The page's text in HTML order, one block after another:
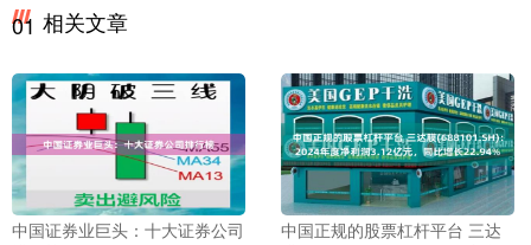
01 相关文章
中国证券业巨头：十大证券公司
中国正规的股票杠杆平台 三达